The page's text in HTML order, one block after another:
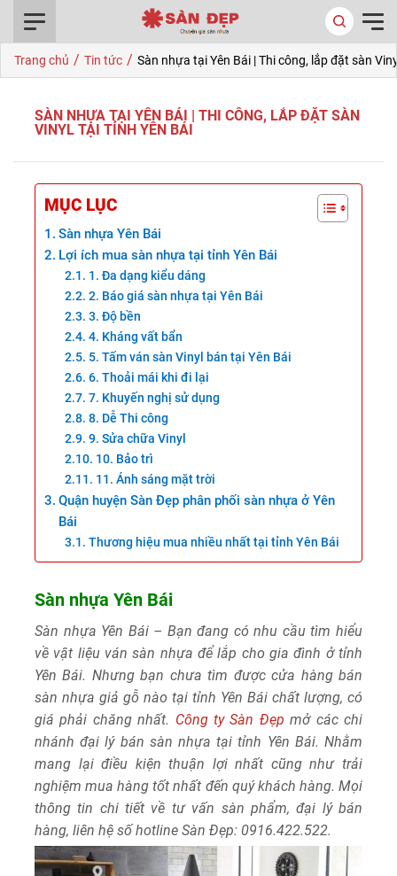
Trang chủ / Tin tức / Sàn nhựa tại Yên Bái | Thi công, lắp đặt sàn
SÀN NHỰA TẠI YÊN BÁI | THI CÔNG, LẮP ĐẶT SÀN
VINYL TẠI TỈNH YÊN BÁI
MỤC LỤC
Sàn nhựa Yên Bái
Lợi ích mua sàn nhựa tại tỉnh Yên Bái
1. Đa dạng kiểu dáng
2. Báo giá sàn nhựa tại Yên Bái
3. Độ bền
4. Kháng vất bẩn
5. Tấm ván sàn Vinyl bán tại Yên Bái
6. Thoải mái khi đi lại
7. Khuyến nghị sử dụng
8. Dễ Thi công
9. Sửa chữa Vinyl
10. Bảo trì
11. Ánh sáng mặt trời
Quận huyện Sàn Đẹp phân phối sàn nhựa ở Yên
Bái
Thương hiệu mua nhiều nhất tại tỉnh Yên Bái
Sàn nhựa Yên Bái
Sàn nhựa Yên Bái – Bạn đang có nhu cầu tìm hiểu
về vật liệu ván sàn nhựa để lắp cho gia đình ở tỉnh
Yên Bái. Nhưng bạn chưa tìm được cửa hàng bán
sàn nhựa giả gỗ nào tại tỉnh Yên Bái chất lượng, có
giá phải chăng nhất. Công ty Sàn Đẹp mở các chi
nhánh đại lý bán sàn nhựa tại tỉnh Yên Bái. Nhằm
mang lại điều kiện thuận lợi nhất cũng như trải
nghiệm mua hàng tốt nhất đến quý khách hàng. Mọi
thông tin chi tiết về tư vấn sàn phẩm, đại lý bán
hàng, liên hệ số hotline Sàn Đẹp: 0916.422.522.